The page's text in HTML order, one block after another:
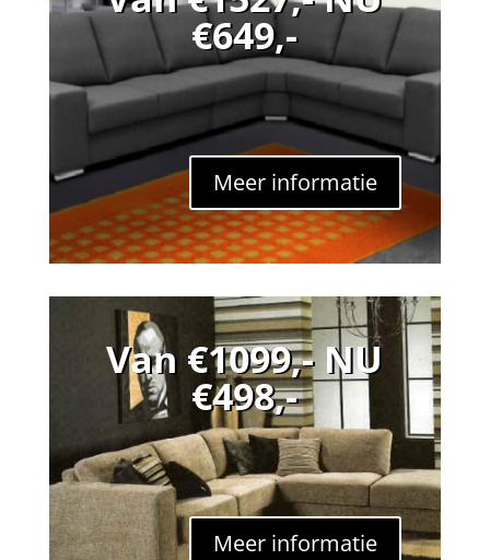
€649,-
Meer informatie
Van €1099,- NU
€498,-
Meer informatie